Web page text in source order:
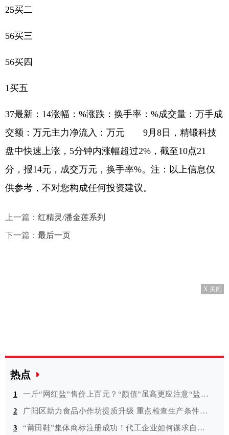
25买二
56买三
56买四
1买五
37最新：14涨幅：%涨跌：换手率：%成交量：万手成
交额：万元主力净流入：万元 9月8日，精锻科技
盘中快速上涨，5分钟内涨幅超过2%，截至10点21
分，报14元，成交万元，换手率%。注：以上信息仅
供参考，不对您构成任何投资建议。
上一篇： 红精灵/潘金莲系列
下一篇： 最后一页
X 关闭
热点
1
一斤“网红盐”售价上百元？“颜值”虽高更应注意“盐值”
2
广阳区助力食品小作坊提质升级 重点检查生产条件是否符合要求等
3
“莆田鞋”集体商标注册成功！代工企业如何谋求自创品牌？